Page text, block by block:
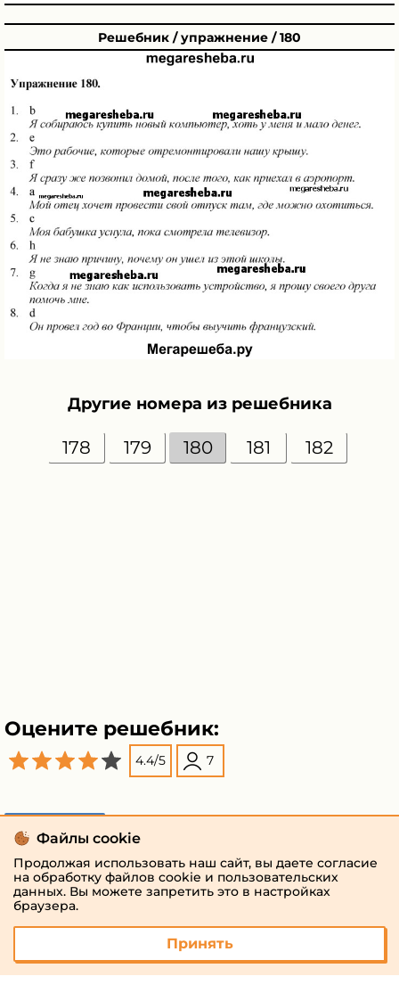
Решебник / упражнение / 180
Другие номера из решебника
178 179 180 181 182
Оцените решебник:
4.4/5 7
Файлы cookie
Продолжая использовать наш сайт, вы даете согласие
на обработку файлов cookie и пользовательских
данных. Вы можете запретить это в настройках
браузера.
Принять